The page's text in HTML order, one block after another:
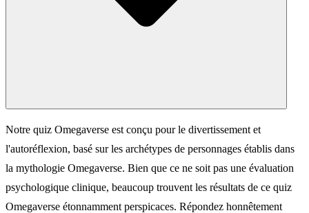
Notre quiz Omegaverse est conçu pour le divertissement et
l'autoréflexion, basé sur les archétypes de personnages établis dans
la mythologie Omegaverse. Bien que ce ne soit pas une évaluation
psychologique clinique, beaucoup trouvent les résultats de ce quiz
Omegaverse étonnamment perspicaces. Répondez honnêtement